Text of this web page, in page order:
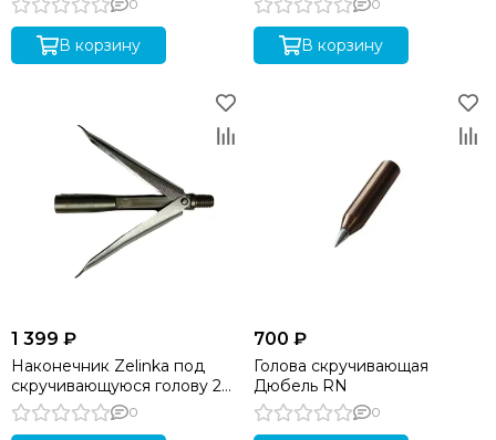
0
В корзину
0
В корзину
1 399 ₽
Наконечник Zelinka под
скручивающуюся голову 2
лепестка
0
700 ₽
Голова скручивающая
Дюбель RN
0